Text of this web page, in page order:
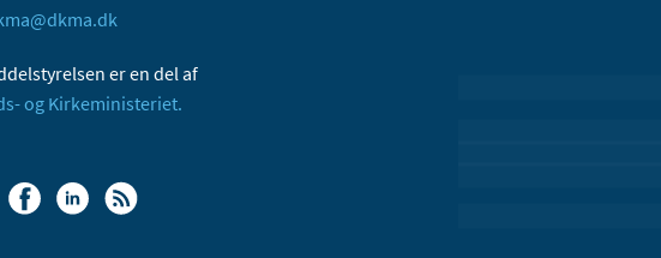
er en del af
og Kirkeministeriet.